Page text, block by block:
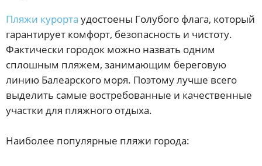
Пляжи курорта удостоены Голубого флага, который
гарантирует комфорт, безопасность и чистоту.
Фактически городок можно назвать одним
сплошным пляжем, занимающим береговую
линию Балеарского моря. Поэтому лучше всего
выделить самые востребованные и качественные
участки для пляжного отдыха.
Наиболее популярные пляжи города: